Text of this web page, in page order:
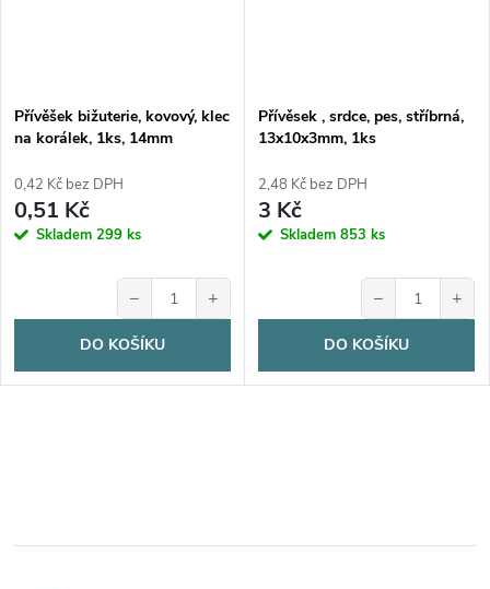
Přívěšek bižuterie, kovový, klec
na korálek, 1ks, 14mm
0,42 Kč bez DPH
0,51 Kč
Skladem 299 ks
− +
DO KOŠÍKU
Přívěsek , srdce, pes, stříbrná,
13x10x3mm, 1ks
2,48 Kč bez DPH
3 Kč
Skladem 853 ks
− +
DO KOŠÍKU